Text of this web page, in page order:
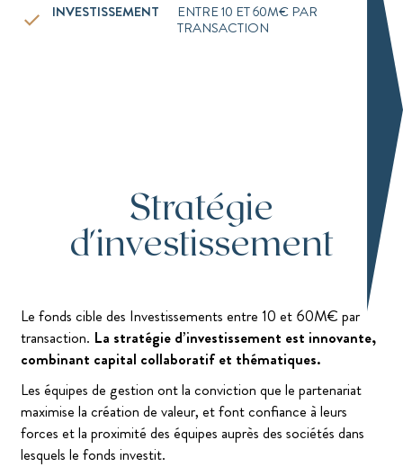
INVESTISSEMENT
ENTRE 10 ET 60M€ PAR
TRANSACTION
Stratégie
d'investissement
Le fonds cible des Investissements entre 10 et 60M€ par
transaction. La stratégie d’investissement est innovante,
combinant capital collaboratif et thématiques.
Les équipes de gestion ont la conviction que le partenariat
maximise la création de valeur, et font confiance à leurs
forces et la proximité des équipes auprès des sociétés dans
lesquels le fonds investit.